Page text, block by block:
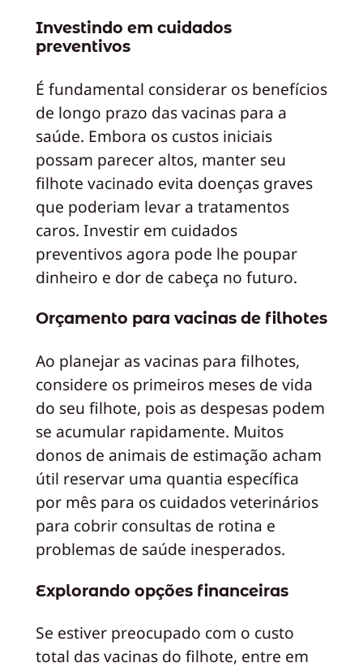
Investindo em cuidados
preventivos
É fundamental considerar os benefícios
de longo prazo das vacinas para a
saúde. Embora os custos iniciais
possam parecer altos, manter seu
filhote vacinado evita doenças graves
que poderiam levar a tratamentos
caros. Investir em cuidados
preventivos agora pode lhe poupar
dinheiro e dor de cabeça no futuro.
Orçamento para vacinas de filhotes
Ao planejar as vacinas para filhotes,
considere os primeiros meses de vida
do seu filhote, pois as despesas podem
se acumular rapidamente. Muitos
donos de animais de estimação acham
útil reservar uma quantia específica
por mês para os cuidados veterinários
para cobrir consultas de rotina e
problemas de saúde inesperados.
Explorando opções financeiras
Se estiver preocupado com o custo
total das vacinas do filhote, entre em